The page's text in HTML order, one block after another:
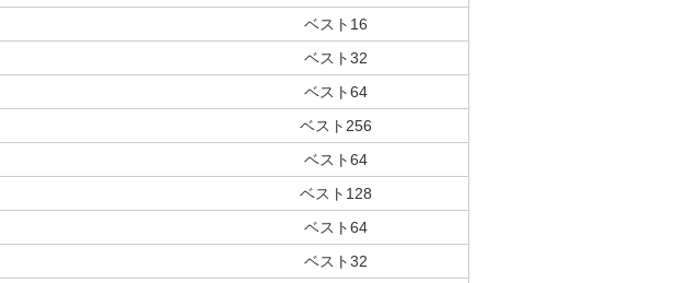
ベスト16
ベスト32
ベスト64
ベスト256
ベスト64
ベスト128
ベスト64
ベスト32